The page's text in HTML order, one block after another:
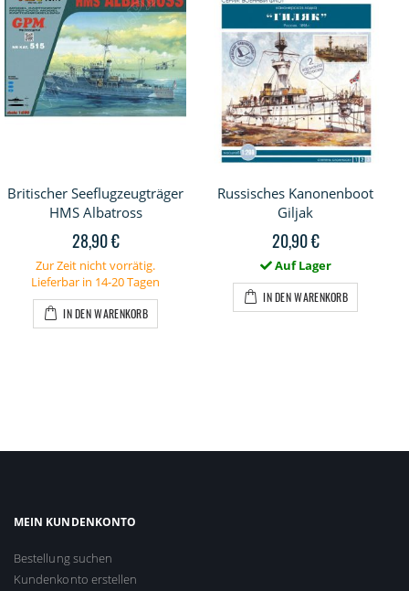
Britischer Seeflugzeugträger
HMS Albatross
28,90 €
Zur Zeit nicht vorrätig.
Lieferbar in 14-20 Tagen
IN DEN WARENKORB
Russisches Kanonenboot
Giljak
20,90 €
Auf Lager
IN DEN WARENKORB
MEIN KUNDENKONTO
Bestellung suchen
Kundenkonto erstellen